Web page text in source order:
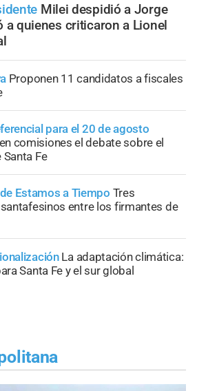
Milei despidió a Jorge
a quienes criticaron a Lionel
Proponen 11 candidatos a fiscales
para el 20 de agosto
comisiones el debate sobre el
Fe
Estamos a Tiempo Tres
entre los firmantes de
La adaptación climática:
Santa Fe y el sur global